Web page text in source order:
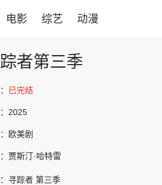
电影 综艺 动漫
者第三季
已完结
2025
欧美剧
贾斯汀·哈特雷
寻踪者 第三季